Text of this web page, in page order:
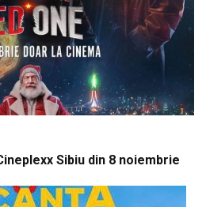
Sibiu din 8 noiembrie